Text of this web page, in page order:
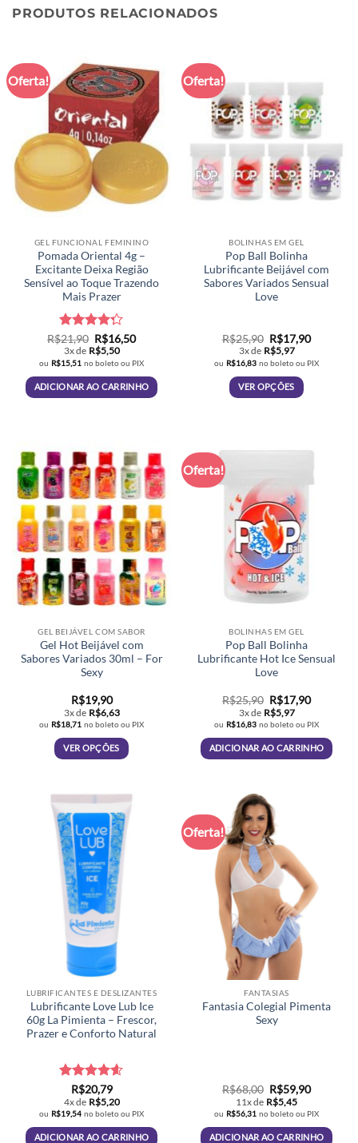
PRODUTOS RELACIONADOS
Oferta!
GEL FUNCIONAL FEMININO
Pomada Oriental 4g –
Excitante Deixa Região
Sensível ao Toque Trazendo
Mais Prazer
Avaliação
4.26de 5
R$21,90 O
preço
original
era:
R$21,90.
R$16,50O
atual
é:
R$16,50.
3x de R$5,50
ou R$15,51 no boleto ou PIX
ADICIONAR AO CARRINHO
Oferta!
BOLINHAS EM GEL
Pop Ball Bolinha
Lubrificante Beijável com
Sabores Variados Sensual
Love
R$25,90 O
preço
original
era:
R$25,90.
R$17,90O
atual
é:
3x de R$5,97
ou R$16,83 no boleto ou PIX
VER OPÇÕES
opções
podem
ser
escolhidas
na
página
do
GEL BEIJÁVEL COM SABOR
Gel Hot Beijável com
Sabores Variados 30ml – For
Sexy
R$19,90
3x de R$6,63
ou R$18,71 no boleto ou PIX
VER OPÇÕES
várias
variantes.
As
opções
podem
ser
escolhidas
na
página
do
Oferta!
BOLINHAS EM GEL
Pop Ball Bolinha
Lubrificante Hot Ice Sensual
Love
R$25,90 O
preço
original
era:
R$25,90.
R$17,90O
atual
é:
R$17,90.
3x de R$5,97
ou R$16,83 no boleto ou PIX
ADICIONAR AO CARRINHO
LUBRIFICANTES E DESLIZANTES
Lubrificante Love Lub Ice
60g La Pimienta – Frescor,
Prazer e Conforto Natural
Avaliação
4.6de 5
R$20,79
4x de R$5,20
ou R$19,54 no boleto ou PIX
ADICIONAR AO CARRINHO
Oferta!
FANTASIAS
Fantasia Colegial Pimenta
Sexy
R$68,00 O
preço
original
era:
R$68,00.
R$59,90O
atual
é:
R$59,90.
11x de R$5,45
ou R$56,31 no boleto ou PIX
ADICIONAR AO CARRINHO